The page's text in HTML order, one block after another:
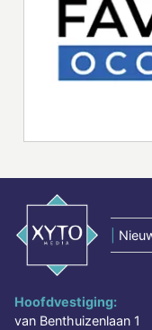
Hoofdvestiging:
van Benthuizenlaan 1